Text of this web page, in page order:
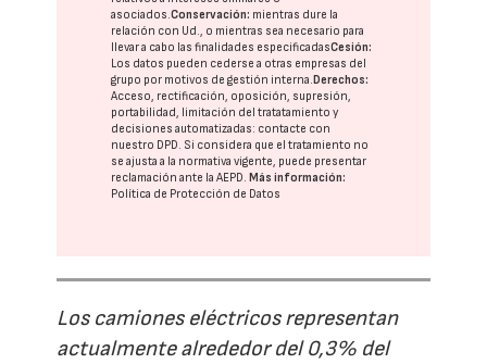
asociados.Conservación: mientras dure la
relación con Ud., o mientras sea necesario para
llevar a cabo las finalidades especificadasCesión:
Los datos pueden cederse a otras empresas del
grupo por motivos de gestión interna.Derechos:
Acceso, rectificación, oposición, supresión,
portabilidad, limitación del tratatamiento y
decisiones automatizadas: contacte con
nuestro DPD. Si considera que el tratamiento no
se ajusta a la normativa vigente, puede presentar
reclamación ante laAEPD.Más información:
Política de Protección de Datos
Los camiones eléctricos representan
actualmente alrededor del 0,3% del